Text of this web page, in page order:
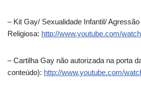
– Kit Gay/ Sexualidade Infantil/
Religiosa: http://www.youtube.com/
– Cartilha Gay não autorizada na porta
conteúdo): http://www.youtube.com/